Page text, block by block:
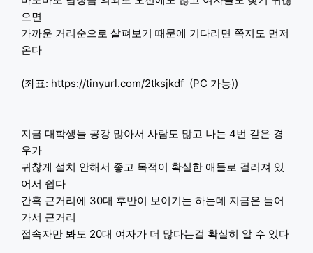
으면
가까운 거리순으로 살펴보기 때문에 기다리면 쪽지도 먼저
온다
(좌표: https://tinyurl.com/2tksjkdf (PC 가능))
지금 대학생들 공강 많아서 사람도 많고 나는 4번 같은 경
우가
귀찮게 설치 안해서 좋고 목적이 확실한 애들로 걸러져 있
어서 쉽다
간혹 근거리에 30대 후반이 보이기는 하는데 지금은 들어
가서 근거리
접속자만 봐도 20대 여자가 더 많다는걸 확실히 알 수 있다